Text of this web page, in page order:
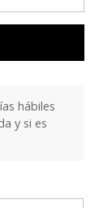
hábiles
y si es